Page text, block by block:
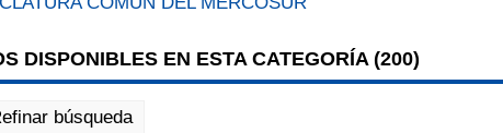
DISPONIBLES EN ESTA CATEGORÍA (200)
búsqueda